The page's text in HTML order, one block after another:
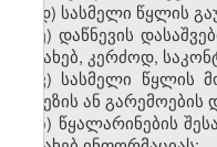
დ) სასმელი წყლის
ე) დაწნევის
შესახებ, კერძოდ,
ვ) სასმელი წყლის
მიზეზის ან
ზ) წყალარინების